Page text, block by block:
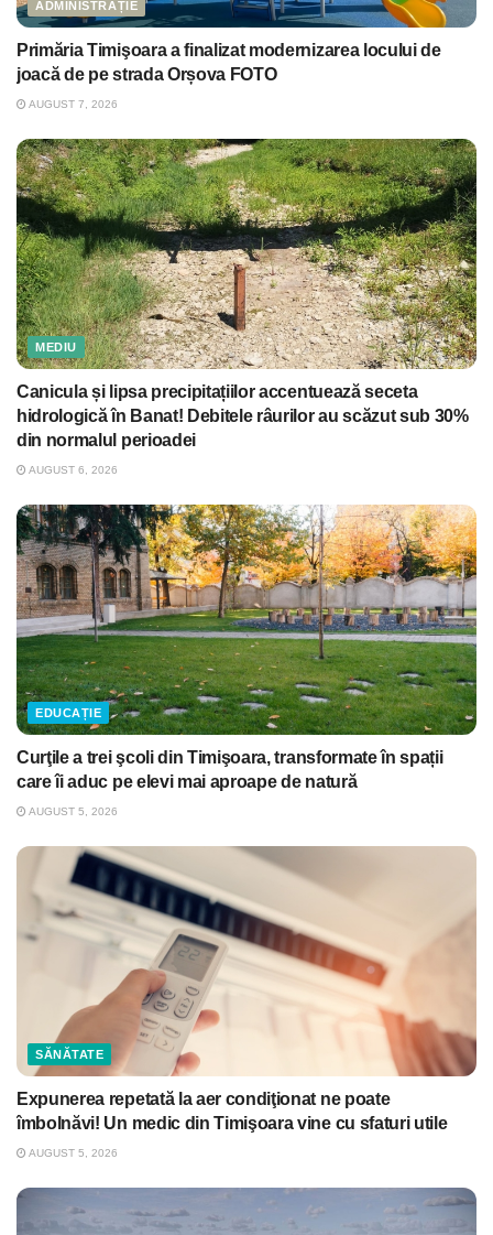
ADMINISTRAȚIE
Primăria Timişoara a finalizat modernizarea locului de
joacă de pe strada Orșova FOTO
AUGUST 7, 2026
MEDIU
Canicula și lipsa precipitațiilor accentuează seceta
hidrologică în Banat! Debitele râurilor au scăzut sub 30%
din normalul perioadei
AUGUST 6, 2026
EDUCAȚIE
Curţile a trei şcoli din Timişoara, transformate în spații
care îi aduc pe elevi mai aproape de natură
AUGUST 5, 2026
SĂNĂTATE
Expunerea repetată la aer condiţionat ne poate
îmbolnăvi! Un medic din Timişoara vine cu sfaturi utile
AUGUST 5, 2026